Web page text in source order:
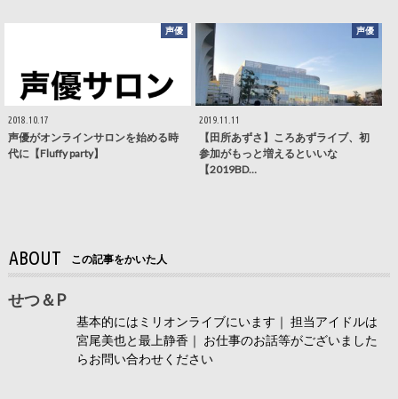
声優
2018.10.17
声優がオンラインサロンを始める時
代に【Fluffy party】
声優
2019.11.11
【田所あずさ】ころあずライブ、初
参加がもっと増えるといいな
【2019BD…
ABOUT この記事をかいた人
せつ＆P
基本的にはミリオンライブにいます｜ 担当アイドルは
宮尾美也と最上静香｜ お仕事のお話等がございました
らお問い合わせください